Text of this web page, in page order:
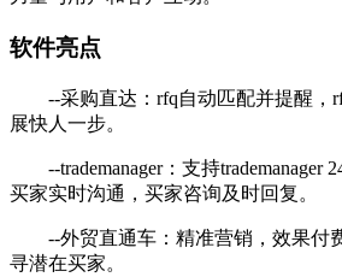
软件亮点
--采购直达：rfq自动匹配并提醒，
展快人一步。
--trademanager：支持trademanager
买家实时沟通，买家咨询及时回复。
--外贸直通车：精准营销，效果付
寻潜在买家。